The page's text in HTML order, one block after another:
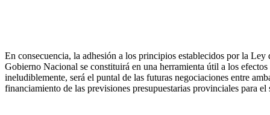
En consecuencia, la adhesión a los principios establecidos por la
Gobierno Nacional se constituirá en una herramienta útil a los
ineludiblemente, será el puntal de las futuras negociaciones entre
financiamiento de las previsiones presupuestarias provinciales para